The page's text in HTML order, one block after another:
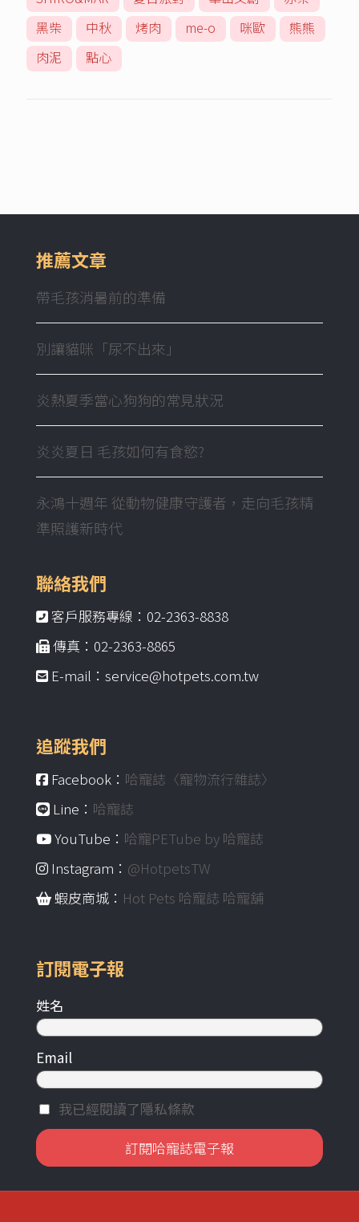
黑柴
中秋 烤肉 me-o 咪歐
熊熊
肉泥
點心
推薦文章
帶毛孩消暑前的準備
別讓貓咪「尿不出來」
炎熱夏季當心狗狗的常見狀況
炎炎夏日 毛孩如何有食慾?
永鴻十週年 從動物健康守護者，走向毛孩精
準照護新時代
聯絡我們
客戶服務專線：02-2363-8838
傳真：02-2363-8865
E-mail：service@hotpets.com.tw
追蹤我們
Facebook： 哈寵誌〈寵物流行雜誌〉
Line： 哈寵誌
YouTube： 哈寵PETube by 哈寵誌
Instagram： @HotpetsTW
蝦皮商城： Hot Pets 哈寵誌 哈寵舖
訂閱電子報
姓名
Email
我已經閱讀了隱私條款